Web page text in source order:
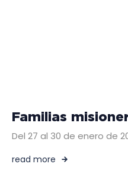
Familias
Del 27 al 30 de enero de
read more